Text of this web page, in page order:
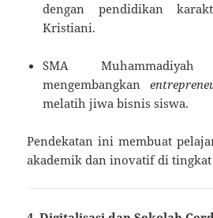
dengan pendidikan
Kristiani.
SMA
mengembangkan
melatih jiwa bisnis siswa.
Pendekatan ini membuat
akademik dan inovatif di